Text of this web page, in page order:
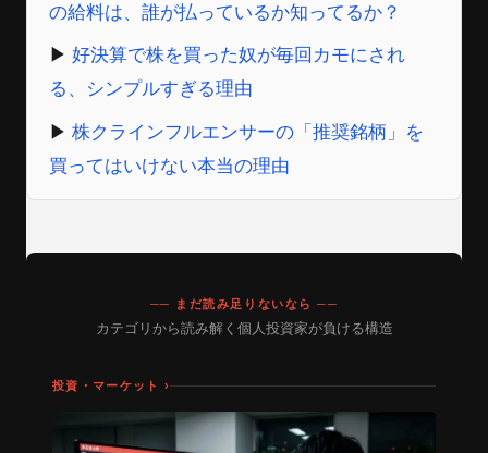
の給料は、誰が払っているか知ってるか？
▶好決算で株を買った奴が毎回カモにされ
る、シンプルすぎる理由
▶株クラインフルエンサーの「推奨銘柄」を
買ってはいけない本当の理由
── まだ読み足りないなら ──
カテゴリから読み解く個人投資家が負ける構造
投資・マーケット ›